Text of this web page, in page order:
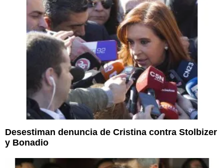
Desestiman denuncia de Cristina contra Stolbizer
y Bonadio